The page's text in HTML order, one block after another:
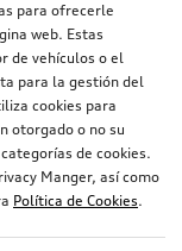
para ofrecerle
web. Estas
de vehículos o el
para la gestión del
cookies para
otorgado o no su
de cookies.
Manger, así como
Política de Cookies.